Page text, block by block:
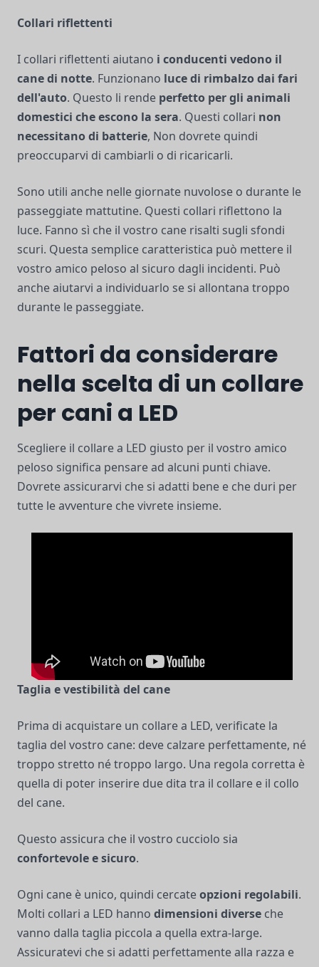
Collari riflettenti
I collari riflettenti aiutano i conducenti vedono il
cane di notte. Funzionano luce di rimbalzo dai fari
dell'auto. Questo li rende perfetto per gli animali
domestici che escono la sera. Questi collari non
necessitano di batterie, Non dovrete quindi
preoccuparvi di cambiarli o di ricaricarli.
Sono utili anche nelle giornate nuvolose o durante le
passeggiate mattutine. Questi collari riflettono la
luce. Fanno sì che il vostro cane risalti sugli sfondi
scuri. Questa semplice caratteristica può mettere il
vostro amico peloso al sicuro dagli incidenti. Può
anche aiutarvi a individuarlo se si allontana troppo
durante le passeggiate.
Fattori da considerare
nella scelta di un collare
per cani a LED
Scegliere il collare a LED giusto per il vostro amico
peloso significa pensare ad alcuni punti chiave.
Dovrete assicurarvi che si adatti bene e che duri per
tutte le avventure che vivrete insieme.
Taglia e vestibilità del cane
Prima di acquistare un collare a LED, verificate la
taglia del vostro cane: deve calzare perfettamente, né
troppo stretto né troppo largo. Una regola corretta è
quella di poter inserire due dita tra il collare e il collo
del cane.
Questo assicura che il vostro cucciolo sia
confortevole e sicuro.
Ogni cane è unico, quindi cercateopzioni regolabili.
Molti collari a LED hanno dimensioni diverse che
vanno dalla taglia piccola a quella extra-large.
Assicuratevi che si adatti perfettamente alla razza e